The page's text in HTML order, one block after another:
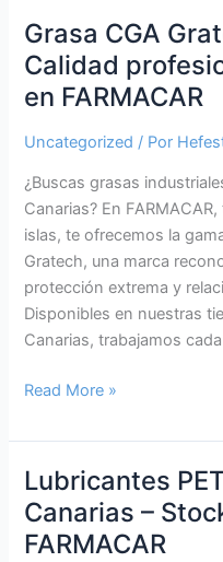
y
Admisión
en
Canarias:
Inmediata
y
Mejores
Precios
en
Farmacar.net
Grasa CGA
Calidad
en FARMACAR
Uncategorized / Por
¿Buscas grasas
Canarias? En
islas, te ofrecemos la
Gratech, una marca
protección extrema y
Disponibles en nuestras
Canarias, trabajamos
Grasa
Gratech
en
Canarias:
Calidad
profesional
Read More »
Lubricantes
Canarias –
FARMACAR